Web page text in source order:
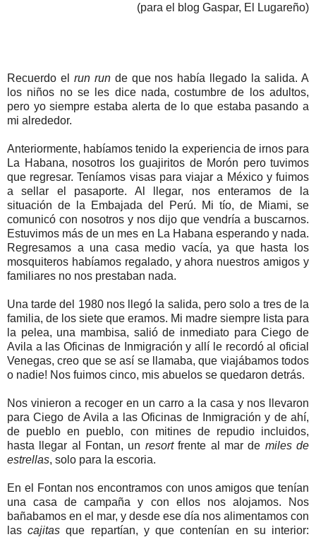
(para el blog Gaspar, El Lugareño)
Recuerdo el run runde que nos había llegado la salida. A
los niños no se les dice nada, costumbre de los adultos,
pero yo siempre estaba alerta de lo que estaba pasando a
mi alrededor.
Anteriormente, habíamos tenido la experiencia de irnos para
La Habana, nosotros los guajiritos de Morón pero tuvimos
que regresar. Teníamos visas para viajar a México y fuimos
a sellar el pasaporte. Al llegar, nos enteramos de la
situación de la Embajada del Perú. Mi tío, de Miami, se
comunicó con nosotros y nos dijo que vendría a buscarnos.
Estuvimos más de un mes en La Habana esperando y nada.
Regresamos a una casa medio vacía, ya que hasta los
mosquiteros habíamos regalado, y ahora nuestros amigos y
familiares no nos prestaban nada.
Una tarde del 1980 nos llegó la salida, pero solo a tres de la
familia, de los siete que eramos. Mi madre siempre lista para
la pelea, una mambisa, salió de inmediato para Ciego de
Avila a las Oficinas de Inmigración y allí le recordó al oficial
Venegas, creo que se así se llamaba, que viajábamos todos
o nadie! Nos fuimos cinco, mis abuelos se quedaron detrás.
Nos vinieron a recoger en un carro a la casa y nos llevaron
para Ciego de Avila a las Oficinas de Inmigración y de ahí,
de pueblo en pueblo, con mitines de repudio incluidos,
hasta llegar al Fontan, un resortfrente al mar de miles de
estrellas, solo para la escoria.
En el Fontan nos encontramos con unos amigos que tenían
una casa de campaña y con ellos nos alojamos. Nos
bañabamos en el mar, y desde ese día nos alimentamos con
lascajitas que repartían, y que contenían en su interior: